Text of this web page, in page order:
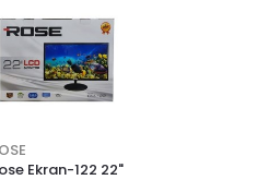
Ekran-122 22"